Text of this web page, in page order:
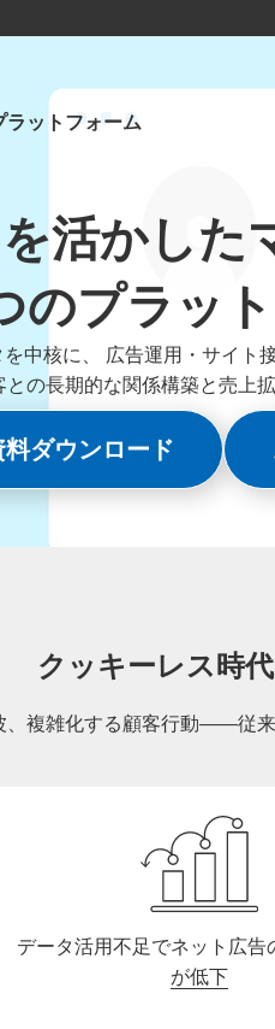
ラットフォーム
活かした
のプラッ
中核に、 広告運用・サイト
との長期的な関係構築と売上
料ダウンロード
クッキーレス時
、複雑化する顧客行動――従
データ活用不足でネット広告
が低下